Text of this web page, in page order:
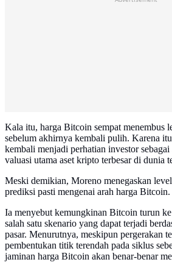
Kala itu, harga Bitcoin sempat menembus
sebelum akhirnya kembali pulih. Karena
kembali menjadi perhatian investor
valuasi utama aset kripto terbesar di dunia
Meski demikian, Moreno menegaskan
prediksi pasti mengenai arah harga Bitcoin.
Ia menyebut kemungkinan Bitcoin turun
salah satu skenario yang dapat terjadi
pasar. Menurutnya, meskipun pergerakan
pembentukan titik terendah pada siklus
jaminan harga Bitcoin akan benar-benar